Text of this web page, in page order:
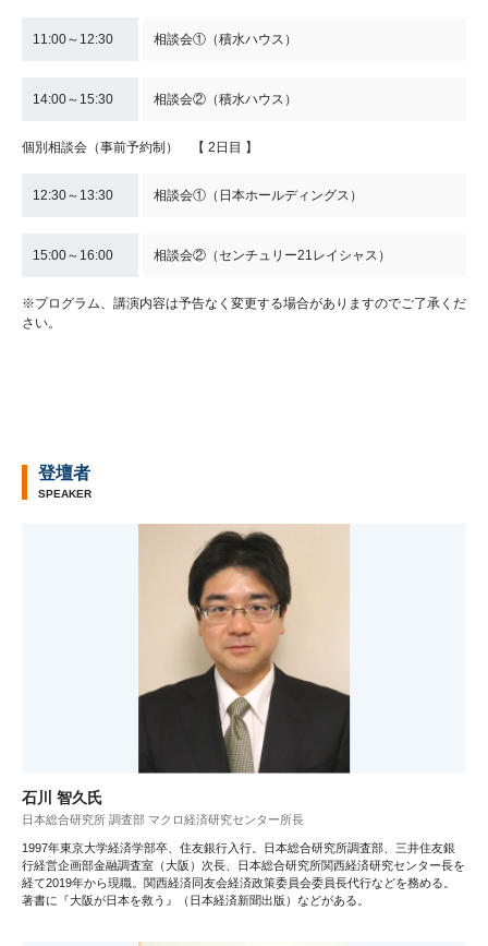
11:00～12:30 相談会①（積水ハウス）
14:00～15:30 相談会②（積水ハウス）
個別相談会（事前予約制） 【 2日目 】
12:30～13:30 相談会①（日本ホールディングス）
15:00～16:00 相談会②（センチュリー21レイシャス）
※プログラム、講演内容は予告なく変更する場合がありますのでご了承くだ
さい。
登壇者
SPEAKER
石川 智久氏
日本総合研究所 調査部 マクロ経済研究センター所長
1997年東京大学経済学部卒、住友銀行入行。日本総合研究所調査部、三井住友銀
行経営企画部金融調査室（大阪）次長、日本総合研究所関西経済研究センター長を
経て2019年から現職。関西経済同友会経済政策委員会委員長代行などを務める。
著書に『大阪が日本を救う』（日本経済新聞出版）などがある。